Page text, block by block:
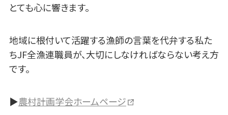
とても心に響きます。
地域に根付いて活躍する漁師の言葉を代弁する私た
ちJF全漁連職員が、大切にしなければならない考え方
です。
▶農村計画学会ホームページ